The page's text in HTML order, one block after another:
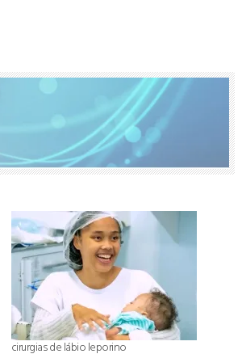
cirurgias de lábio leporino